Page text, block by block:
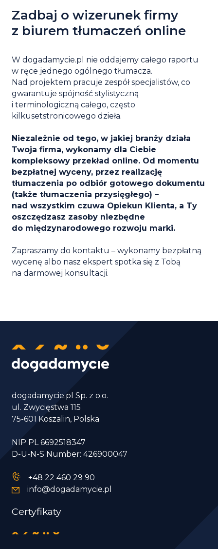
Zadbaj o wizerunek firmy
z biurem tłumaczeń online
W dogadamycie.pl nie oddajemy całego raportu
w ręce jednego ogólnego tłumacza.
Nad projektem pracuje zespół specjalistów, co
gwarantuje spójność stylistyczną
i terminologiczną całego, często
kilkusetstronicowego dzieła.
Niezależnie od tego, w jakiej branży działa
Twoja firma, wykonamy dla Ciebie
kompleksowy przekład online. Od momentu
bezpłatnej wyceny, przez realizację
tłumaczenia po odbiór gotowego dokumentu
(także tłumaczenia przysięgłego) –
nad wszystkim czuwa Opiekun Klienta, a Ty
oszczędzasz zasoby niezbędne
do międzynarodowego rozwoju marki.
Zapraszamy do kontaktu – wykonamy bezpłatną
wycenę albo nasz ekspert spotka się z Tobą
na darmowej konsultacji.
dogadamycie.pl Sp. z o.o.
ul. Zwycięstwa 115
75-601 Koszalin, Polska
NIP PL 6692518347
D-U-N-S Number: 426900047
+48 22 460 29 90
info@dogadamycie.pl
Certyfikaty